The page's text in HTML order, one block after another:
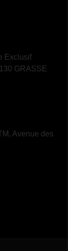
Exclusif
GRASSE
Avenue des